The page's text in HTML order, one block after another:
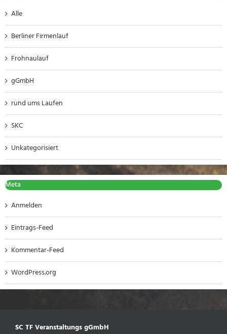
Alle
Berliner Firmenlauf
Frohnaulauf
gGmbH
rund ums Laufen
SKC
Unkategorisiert
Meta
Anmelden
Eintrags-Feed
Kommentar-Feed
WordPress.org
SC TF Veranstaltungs gGmbH